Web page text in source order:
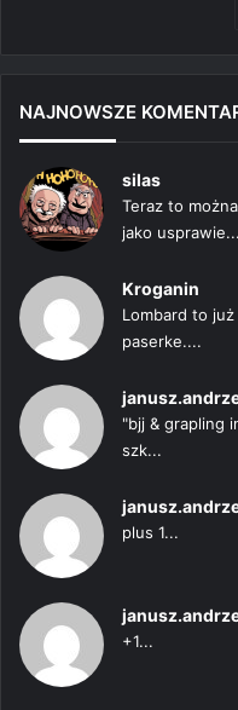
NAJNOWSZE
silas
Teraz to
jako usprawie...
Kroganin
Lombard to
paserke....
"bjj & grapling
szk...
plus 1...
+1...